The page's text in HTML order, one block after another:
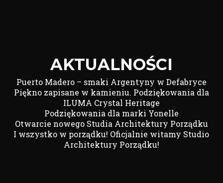
AKTUALNOŚCI
Puerto Madero – smaki Argentyny w Defabryce
Piękno zapisane w kamieniu. Podziękowania dla
ILUMA Crystal Heritage
Podziękowania dla marki Yonelle
Otwarcie nowego Studia Architektury Porządku
I wszystko w porządku! Oficjalnie witamy Studio
Architektury Porządku!